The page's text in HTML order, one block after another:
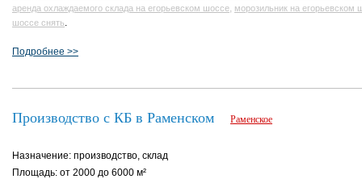
аренда охлаждаемого склада на егорьевском шоссе, морозильник на егорьевском
шоссе снять.
Подробнее >>
Производство с КБ в Раменском Раменское
Назначение: производство, склад
Площадь: от 2000 до 6000 м²